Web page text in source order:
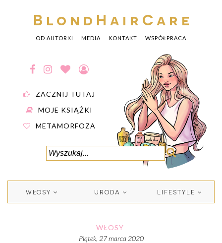
BlondHairCare
OD AUTORKI MEDIA KONTAKT WSPÓŁPRACA
ZACZNIJ TUTAJ
MOJE KSIĄŻKI
METAMORFOZA
WŁOSY URODA LIFESTYLE
WŁOSY
piątek, 27 marca 2020